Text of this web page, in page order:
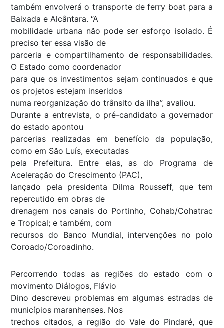
também envolverá o transporte de ferry boat para a
Baixada e Alcântara. “A
mobilidade urbana não pode ser esforço isolado. É
preciso ter essa visão de
parceria e compartilhamento de responsabilidades.
O Estado como coordenador
para que os investimentos sejam continuados e que
os projetos estejam inseridos
numa reorganização do trânsito da ilha”, avaliou.
Durante a entrevista, o pré-candidato a governador
do estado apontou
parcerias realizadas em benefício da população,
como em São Luís, executadas
pela Prefeitura. Entre elas, as do Programa de
Aceleração do Crescimento (PAC),
lançado pela presidenta Dilma Rousseff, que tem
repercutido em obras de
drenagem nos canais do Portinho, Cohab/Cohatrac
e Tropical; e também, com
recursos do Banco Mundial, intervenções no polo
Coroado/Coroadinho.
Percorrendo todas as regiões do estado com o
movimento Diálogos, Flávio
Dino descreveu problemas em algumas estradas de
municípios maranhenses. Nos
trechos citados, a região do Vale do Pindaré, que